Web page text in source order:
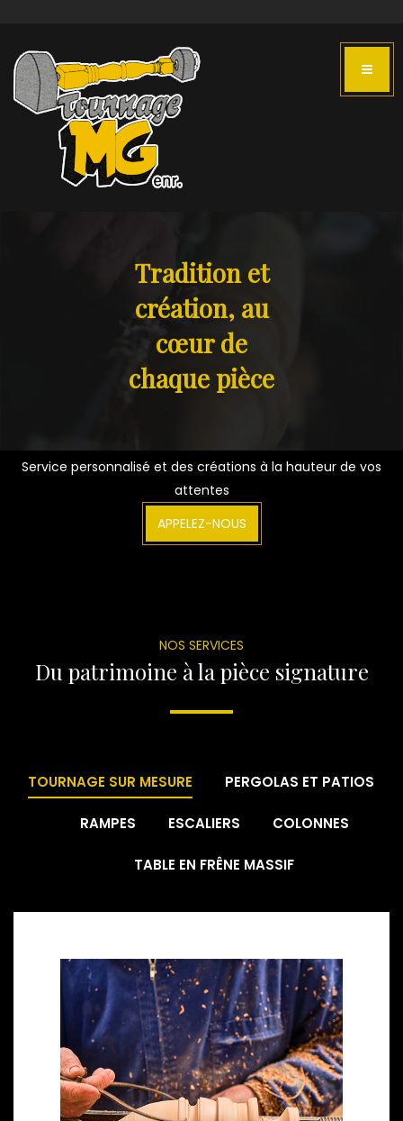
Tradition et
création, au
cœur de
chaque pièce
Service personnalisé et des créations à la hauteur de vos
attentes
APPELEZ-NOUS
NOS SERVICES
Du patrimoine à la pièce signature
TOURNAGE SUR MESURE PERGOLAS ET PATIOS
RAMPES ESCALIERS COLONNES
TABLE EN FRÊNE MASSIF